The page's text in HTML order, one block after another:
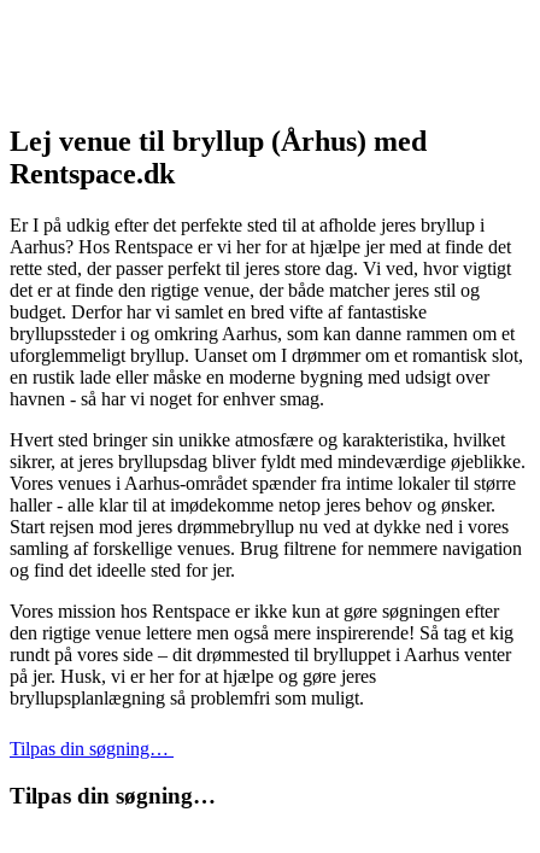
Lej venue til bryllup (Århus) med
Rentspace.dk
Er I på udkig efter det perfekte sted til at afholde jeres bryllup i
Aarhus? Hos Rentspace er vi her for at hjælpe jer med at finde det
rette sted, der passer perfekt til jeres store dag. Vi ved, hvor vigtigt
det er at finde den rigtige venue, der både matcher jeres stil og
budget. Derfor har vi samlet en bred vifte af fantastiske
bryllupssteder i og omkring Aarhus, som kan danne rammen om et
uforglemmeligt bryllup. Uanset om I drømmer om et romantisk slot,
en rustik lade eller måske en moderne bygning med udsigt over
havnen - så har vi noget for enhver smag.
Hvert sted bringer sin unikke atmosfære og karakteristika, hvilket
sikrer, at jeres bryllupsdag bliver fyldt med mindeværdige øjeblikke.
Vores venues i Aarhus-området spænder fra intime lokaler til større
haller - alle klar til at imødekomme netop jeres behov og ønsker.
Start rejsen mod jeres drømmebryllup nu ved at dykke ned i vores
samling af forskellige venues. Brug filtrene for nemmere navigation
og find det ideelle sted for jer.
Vores mission hos Rentspace er ikke kun at gøre søgningen efter
den rigtige venue lettere men også mere inspirerende! Så tag et kig
rundt på vores side – dit drømmested til brylluppet i Aarhus venter
på jer. Husk, vi er her for at hjælpe og gøre jeres
bryllupsplanlægning så problemfri som muligt.
Tilpas din søgning…
Tilpas din søgning…